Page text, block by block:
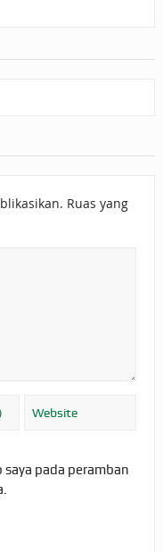
Ruas yang
pada peramban